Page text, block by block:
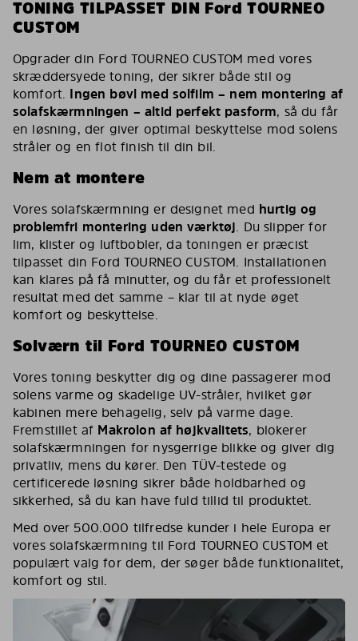
TONING TILPASSET DIN Ford TOURNEO
CUSTOM
Opgrader din Ford TOURNEO CUSTOM med vores
skræddersyede toning, der sikrer både stil og
komfort. Ingen bøvl med solfilm – nem montering af
solafskærmningen – altid perfekt pasform, så du får
en løsning, der giver optimal beskyttelse mod solens
stråler og en flot finish til din bil.
Nem at montere
Vores solafskærmning er designet med hurtig og
problemfri montering uden værktøj. Du slipper for
lim, klister og luftbobler, da toningen er præcist
tilpasset din Ford TOURNEO CUSTOM. Installationen
kan klares på få minutter, og du får et professionelt
resultat med det samme – klar til at nyde øget
komfort og beskyttelse.
Solværn til Ford TOURNEO CUSTOM
Vores toning beskytter dig og dine passagerer mod
solens varme og skadelige UV-stråler, hvilket gør
kabinen mere behagelig, selv på varme dage.
Fremstillet af Makrolon af højkvalitets, blokerer
solafskærmningen for nysgerrige blikke og giver dig
privatliv, mens du kører. Den TÜV-testede og
certificerede løsning sikrer både holdbarhed og
sikkerhed, så du kan have fuld tillid til produktet.
Med over 500.000 tilfredse kunder i hele Europa er
vores solafskærmning til Ford TOURNEO CUSTOM et
populært valg for dem, der søger både funktionalitet,
komfort og stil.